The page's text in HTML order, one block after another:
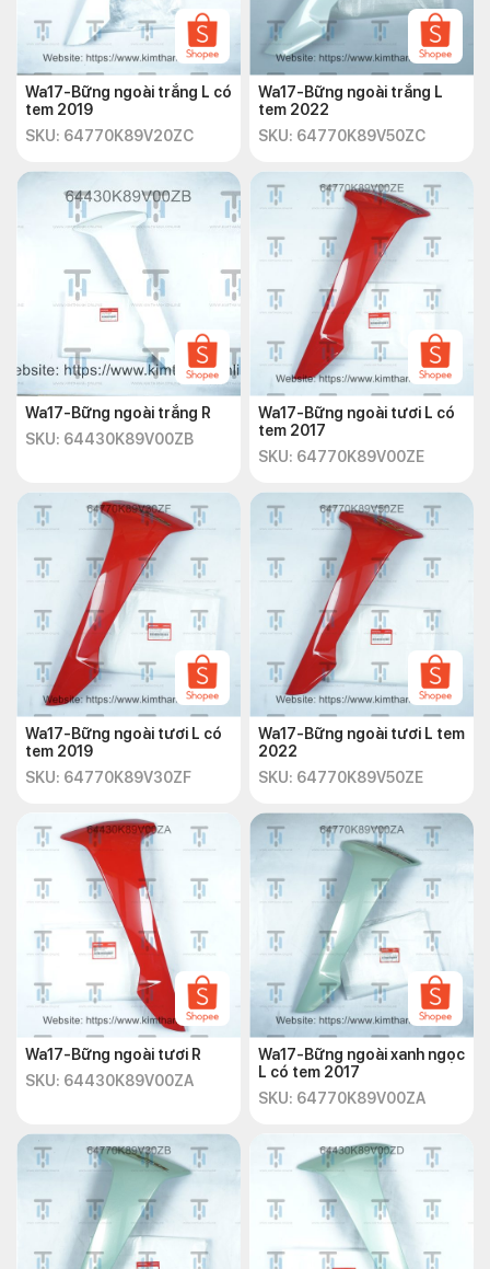
Wa17-Bững ngoài trắng L có
tem 2019
SKU: 64770K89V20ZC
Wa17-Bững ngoài trắng L
tem 2022
SKU: 64770K89V50ZC
Wa17-Bững ngoài trắng R
SKU: 64430K89V00ZB
Wa17-Bững ngoài tươi L có
tem 2017
SKU: 64770K89V00ZE
Wa17-Bững ngoài tươi L có
tem 2019
SKU: 64770K89V30ZF
Wa17-Bững ngoài tươi L tem
2022
SKU: 64770K89V50ZE
Wa17-Bững ngoài tươi R
SKU: 64430K89V00ZA
Wa17-Bững ngoài xanh ngọc
L có tem 2017
SKU: 64770K89V00ZA